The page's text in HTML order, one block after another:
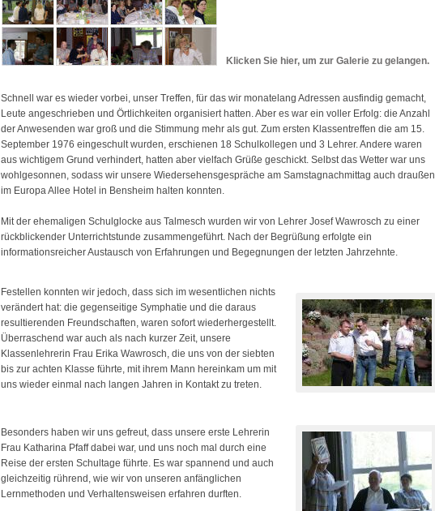
Klicken Sie hier, um zur Galerie zu gelangen.
Schnell war es wieder vorbei, unser Treffen, für das wir monatelang Adressen ausfindig gemacht,
Leute angeschrieben und Örtlichkeiten organisiert hatten. Aber es war ein voller Erfolg: die Anzahl
der Anwesenden war groß und die Stimmung mehr als gut. Zum ersten Klassentreffen die am 15.
September 1976 eingeschult wurden, erschienen 18 Schulkollegen und 3 Lehrer. Andere waren
aus wichtigem Grund verhindert, hatten aber vielfach Grüße geschickt. Selbst das Wetter war uns
wohlgesonnen, sodass wir unsere Wiedersehensgespräche am Samstagnachmittag auch draußen
im Europa Allee Hotel in Bensheim halten konnten.
Mit der ehemaligen Schulglocke aus Talmesch wurden wir von Lehrer Josef Wawrosch zu einer
rückblickender Unterrichtstunde zusammengeführt. Nach der Begrüßung erfolgte ein
informationsreicher Austausch von Erfahrungen und Begegnungen der letzten Jahrzehnte.
Festellen konnten wir jedoch, dass sich im wesentlichen nichts
verändert hat: die gegenseitige Symphatie und die daraus
resultierenden Freundschaften, waren sofort wiederhergestellt.
Überraschend war auch als nach kurzer Zeit, unsere
Klassenlehrerin Frau Erika Wawrosch, die uns von der siebten
bis zur achten Klasse führte, mit ihrem Mann hereinkam um mit
uns wieder einmal nach langen Jahren in Kontakt zu treten.
Besonders haben wir uns gefreut, dass unsere erste Lehrerin
Frau Katharina Pfaff dabei war, und uns noch mal durch eine
Reise der ersten Schultage führte. Es war spannend und auch
gleichzeitig rührend, wie wir von unseren anfänglichen
Lernmethoden und Verhaltensweisen erfahren durften.